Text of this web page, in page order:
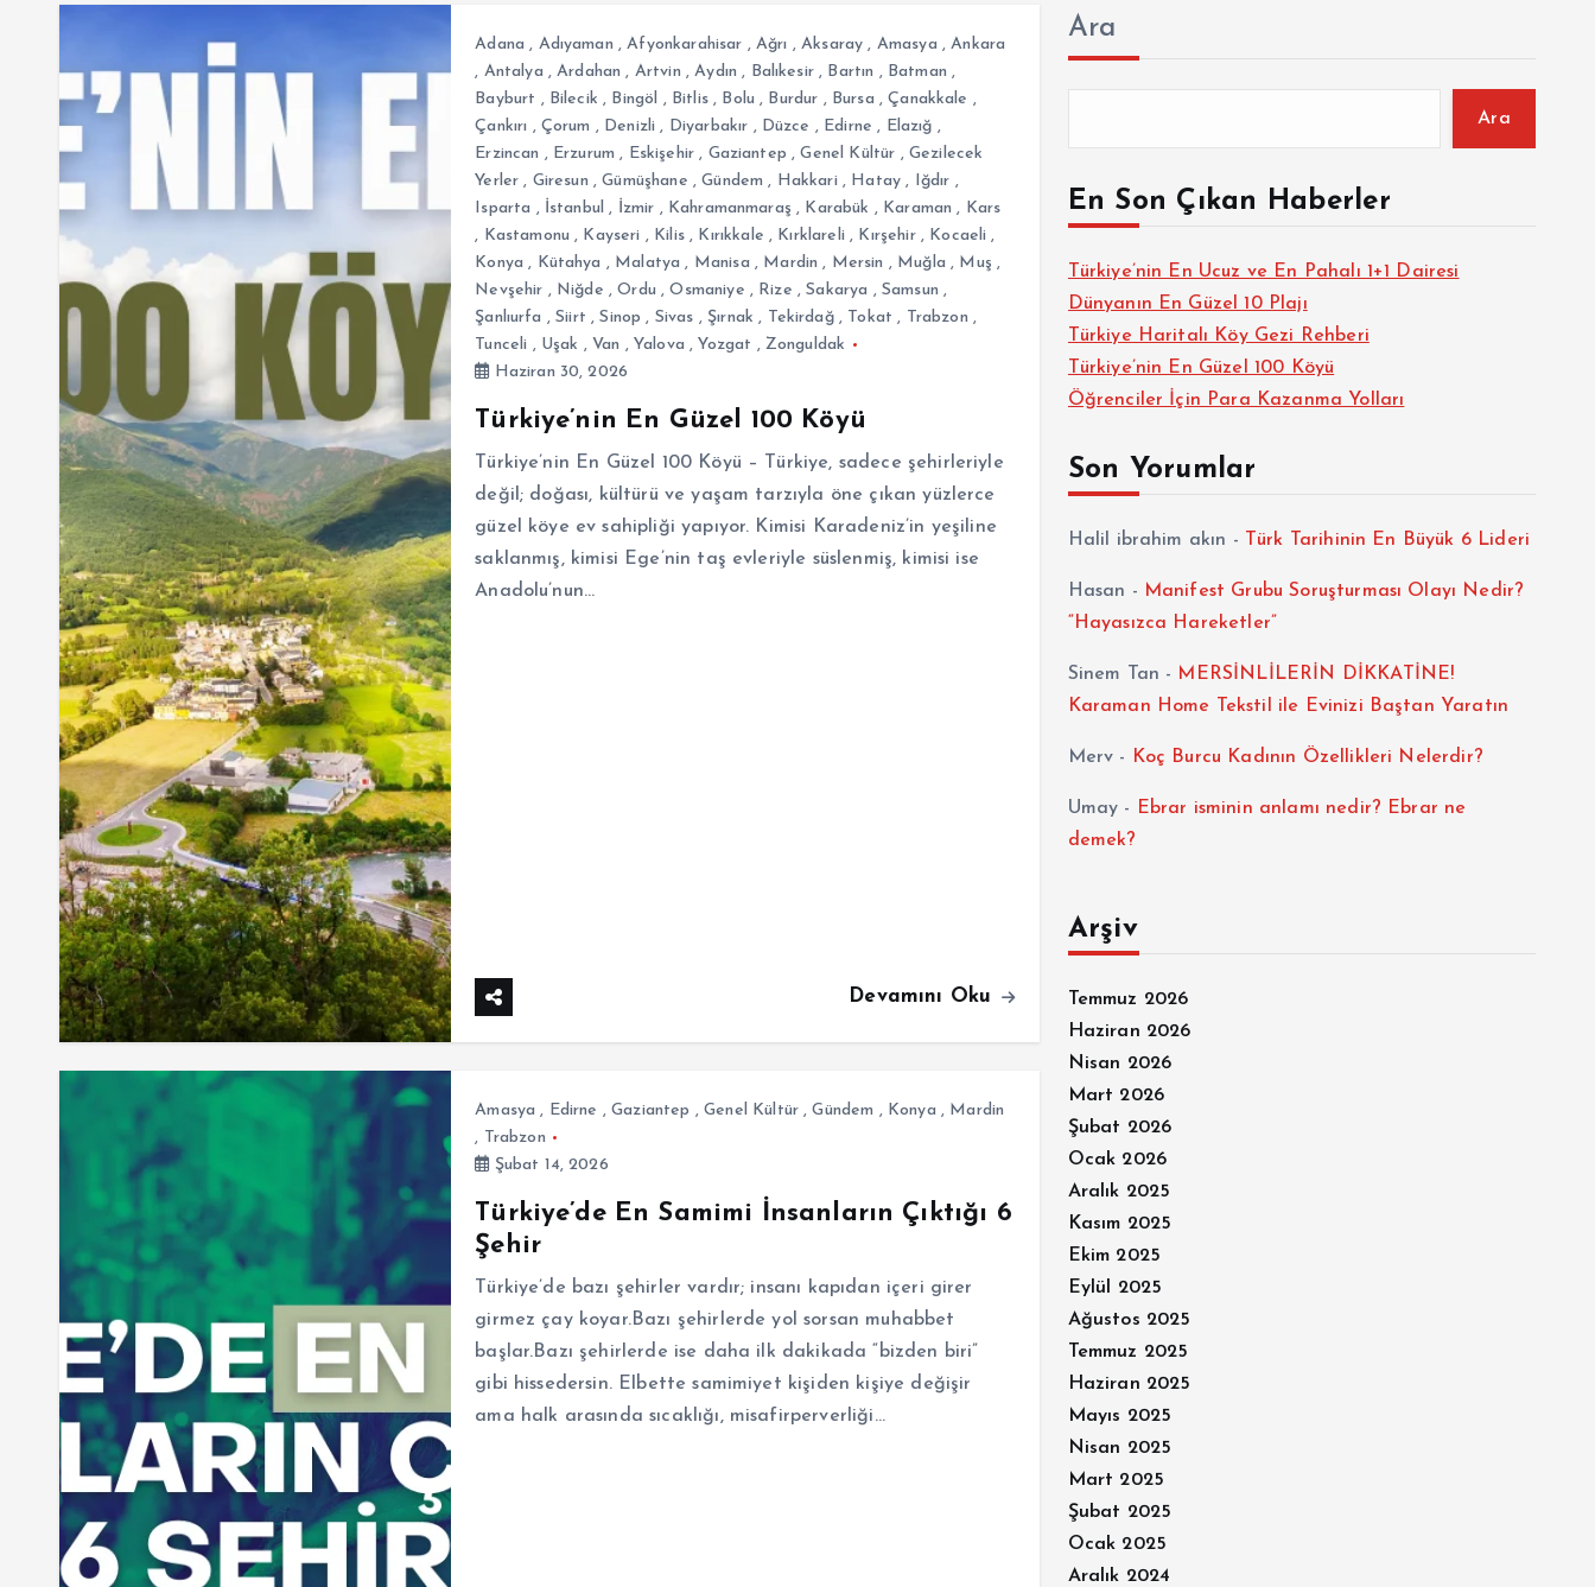
Adana , Adıyaman ,Afyonkarahisar ,Ağrı ,Aksaray , Amasya ,Ankara
, Antalya ,Ardahan , Artvin ,Aydın , Balıkesir, Bartın , Batman ,
Bayburt , Bilecik , Bingöl , Bitlis, Bolu , Burdur , Bursa ,Çanakkale ,
Çankırı , Çorum , Denizli , Diyarbakır , Düzce , Edirne , Elazığ ,
Erzincan , Erzurum , Eskişehir , Gaziantep ,Genel Kültür , Gezilecek
Yerler , Giresun ,Gümüşhane ,Gündem , Hakkari , Hatay , Iğdır ,
Isparta , İstanbul , İzmir , Kahramanmaraş , Karabük , Karaman , Kars
, Kastamonu , Kayseri , Kilis, Kırıkkale , Kırklareli , Kırşehir, Kocaeli ,
Konya , Kütahya , Malatya , Manisa , Mardin , Mersin , Muğla , Muş ,
Nevşehir , Niğde ,Ordu ,Osmaniye , Rize ,Sakarya , Samsun ,
Şanlıurfa ,Siirt ,Sinop , Sivas , Şırnak , Tekirdağ, Tokat , Trabzon ,
Tunceli , Uşak , Van , Yalova ,Yozgat , Zonguldak
Haziran 30, 2026
Türkiye’nin En Güzel 100 Köyü
Türkiye’nin En Güzel 100 Köyü – Türkiye, sadece şehirleriyle
değil; doğası, kültürü ve yaşam tarzıyla öne çıkan yüzlerce
güzel köye ev sahipliği yapıyor. Kimisi Karadeniz’in yeşiline
saklanmış, kimisi Ege’nin taş evleriyle süslenmiş, kimisi ise
Anadolu’nun…
Devamını Oku
Amasya , Edirne ,Gaziantep ,Genel Kültür,Gündem , Konya , Mardin
, Trabzon
Şubat 14, 2026
Türkiye’de En Samimi İnsanların Çıktığı 6
Şehir
Türkiye’de bazı şehirler vardır; insanı kapıdan içeri girer
girmez çay koyar.Bazı şehirlerde yol sorsan muhabbet
başlar.Bazı şehirlerde ise daha ilk dakikada “bizden biri”
gibi hissedersin. Elbette samimiyet kişiden kişiye değişir
ama halk arasında sıcaklığı, misafirperverliği…
Ara
Ara
En Son Çıkan Haberler
Türkiye’nin En Ucuz ve En Pahalı 1+1 Dairesi
Dünyanın En Güzel 10 Plajı
Türkiye Haritalı Köy Gezi Rehberi
Türkiye’nin En Güzel 100 Köyü
Öğrenciler İçin Para Kazanma Yolları
Son Yorumlar
Halil ibrahim akın - Türk Tarihinin En Büyük 6 Lideri
Hasan - Manifest Grubu Soruşturması Olayı Nedir?
“Hayasızca Hareketler”
Sinem Tan - MERSİNLİLERİN DİKKATİNE!
Karaman Home Tekstil ile Evinizi Baştan Yaratın
Merv - Koç Burcu Kadının Özellikleri Nelerdir?
Umay -
Ebrar isminin anlamı nedir? Ebrar ne
demek?
Arşiv
Temmuz 2026
Haziran 2026
Nisan 2026
Mart 2026
Şubat 2026
Ocak 2026
Aralık 2025
Kasım 2025
Ekim 2025
Eylül 2025
Ağustos 2025
Temmuz 2025
Haziran 2025
Mayıs 2025
Nisan 2025
Mart 2025
Şubat 2025
Ocak 2025
Aralık 2024